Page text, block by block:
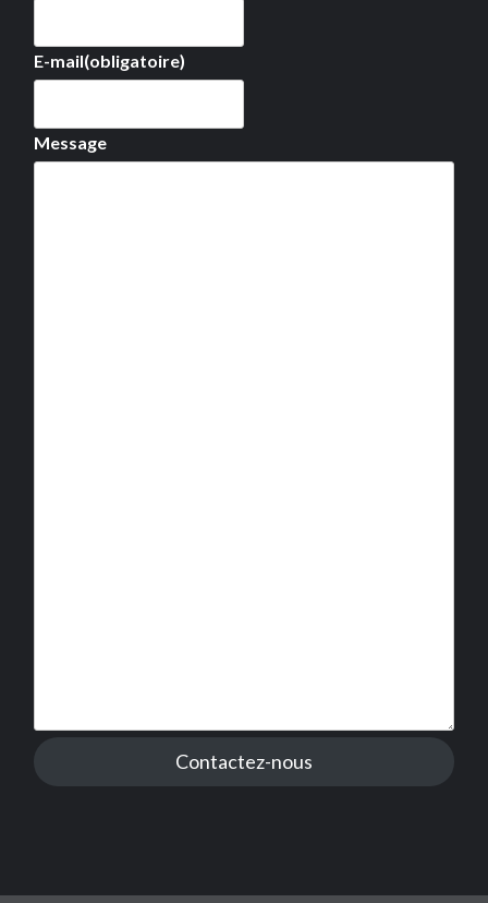
E-mail(obligatoire)
Message
Contactez-nous